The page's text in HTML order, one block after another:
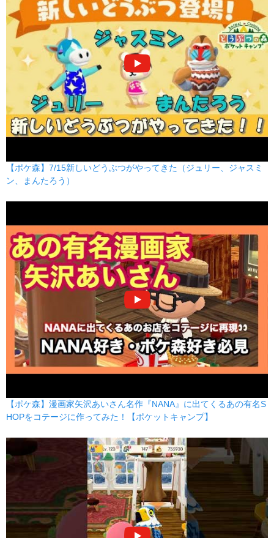
【ポケ森】7/15新しいどうぶつがやってきた（ジュリー、ジャスミ
ン、まんたろう）
【ポケ森】漫画家矢沢あいさん名作『NANA』に出てくるあの有名S
HOPをコテージに作ってみた！【ポケットキャンプ】